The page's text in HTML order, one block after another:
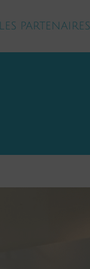
LES PARTENAIRES